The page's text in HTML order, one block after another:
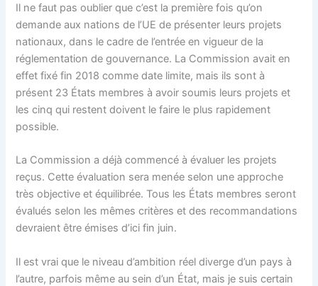
Il ne faut pas oublier que c’est la première fois qu’on
demande aux nations de l’UE de présenter leurs projets
nationaux, dans le cadre de l’entrée en vigueur de la
réglementation de gouvernance. La Commission avait en
effet fixé fin 2018 comme date limite, mais ils sont à
présent 23 États membres à avoir soumis leurs projets et
les cinq qui restent doivent le faire le plus rapidement
possible.
La Commission a déjà commencé à évaluer les projets
reçus. Cette évaluation sera menée selon une approche
très objective et équilibrée. Tous les États membres seront
évalués selon les mêmes critères et des recommandations
devraient être émises d’ici fin juin.
Il est vrai que le niveau d’ambition réel diverge d’un pays à
l’autre, parfois même au sein d’un État, mais je suis certain